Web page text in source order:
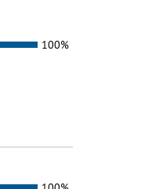
100%